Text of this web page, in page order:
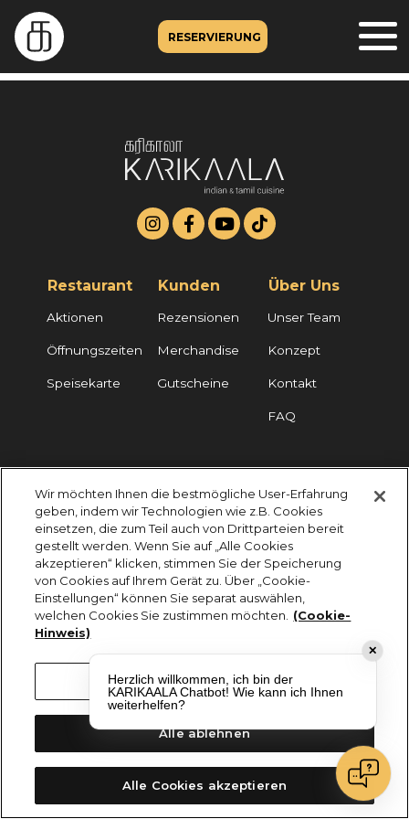
RESERVIERUNG
Restaurant
Aktionen
Öffnungszeiten
Speisekarte
Kunden
Rezensionen
Merchandise
Gutscheine
Über Uns
Unser Team
Konzept
Kontakt
FAQ
KARIKAALA ©2026 - Saily Food Service GmbH
Alle Rechte vorbehalten
✕
Herzlich willkommen, ich bin der
KARIKAALA Chatbot! Wie kann ich Ihnen
weiterhelfen?
Wir möchten Ihnen die bestmögliche User-Erfahrung
geben, indem wir Technologien wie z.B. Cookies
einsetzen, die zum Teil auch von Drittparteien bereit
gestellt werden. Wenn Sie auf „Alle Cookies
akzeptieren“ klicken, stimmen Sie der Speicherung
von Cookies auf Ihrem Gerät zu. Über „Cookie-
Einstellungen“ können Sie separat auswählen,
welchen Cookies Sie zustimmen möchten.
(Cookie-
Hinweis)
Cookie-Einstellungen
Alle ablehnen
Alle Cookies akzeptieren